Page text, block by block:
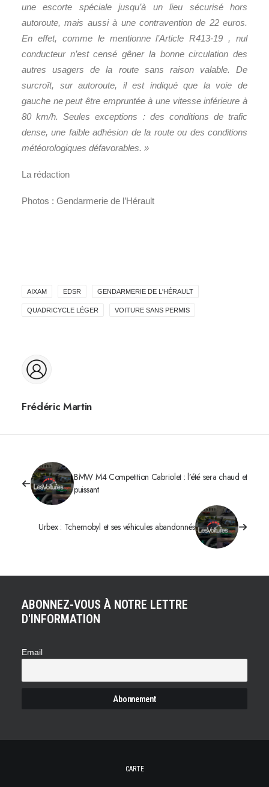
une escorte spéciale jusqu’à un lieu sécurisé hors
autoroute, mais aussi à une contravention de 22 euros.
En effet, comme le mentionne l’Article R413-19 , nul
conducteur n’est censé gêner la bonne circulation des
autres usagers de la route sans raison valable. De
surcroît, sur autoroute, il est indiqué que la voie de
gauche ne peut être empruntée à une vitesse inférieure à
80 km/h. Seules exceptions : des conditions de trafic
dense, une faible adhésion de la route ou des conditions
météorologiques défavorables. »
La rédaction
Photos : Gendarmerie de l’Hérault
AIXAM EDSR GENDARMERIE DE L'HÉRAULT
QUADRICYCLE LÉGER VOITURE SANS PERMIS
Frédéric Martin
BMW M4 Competition Cabriolet : l’été sera chaud et
puissant
Urbex : Tchernobyl et ses véhicules abandonnés
ABONNEZ-VOUS À NOTRE LETTRE
D'INFORMATION
Email
CARTE